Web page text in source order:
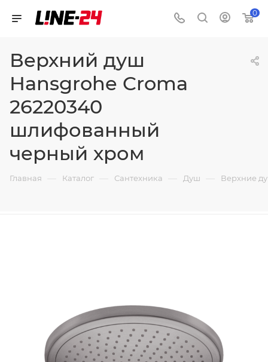
0
Верхний душ
Hansgrohe Croma
26220340
шлифованный
черный хром
Главная — Каталог — Сантехника — Душ — Верхние